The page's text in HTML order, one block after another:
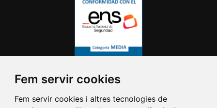
Fem servir cookies
Fem servir cookies i altres tecnologies de